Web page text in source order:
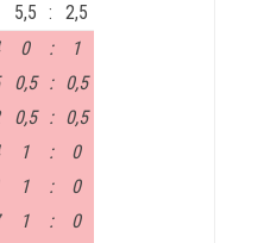
5,5 :
2,5
0 :
1
0,5 :
0,5
0,5 :
0,5
1 :
0
1 :
0
1 :
0